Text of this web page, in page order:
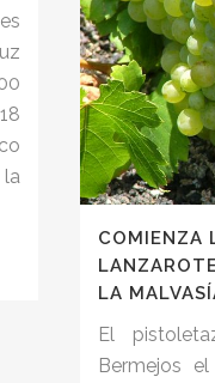
COMIENZA
LA
El
Bermejos